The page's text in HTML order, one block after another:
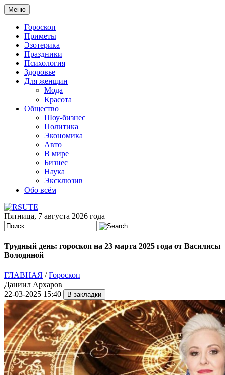
Меню
Гороскоп
Приметы
Эзотерика
Праздники
Психология
Здоровье
Для женщин
Мода
Красота
Общество
Шоу-бизнес
Политика
Экономика
Авто
В мире
Бизнес
Наука
Эксклюзив
Обо всём
Пятница, 7 августа 2026 года
Трудный день: гороскоп на 23 марта 2025 года от Василисы
Володиной
ГЛАВНАЯ /Гороскоп
Даниил Архаров
22-03-2025 15:40